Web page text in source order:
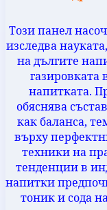
Този панел
изследва
на дългите
газировката
напитката.
обяснява
как баланса,
върху
техники на
тенденции в
напитки
тоник и сода